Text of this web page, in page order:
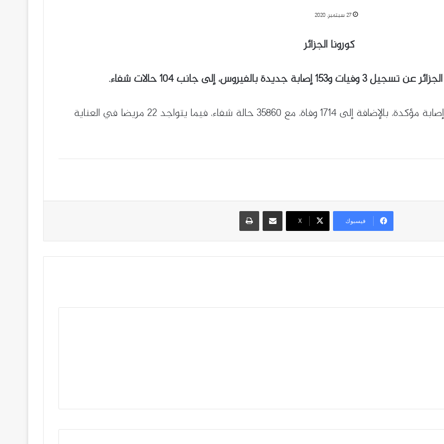
27 سبتمبر، 2020
بالفيروس، إلى جانب 104 حالات شفاء.
وبهذا تصل الحصيلة الإجمالية إلى 51067 إصابة مؤكدة، بالإضافة إلى 1714 وفاة، مع 35860 حالة شفاء، فيما يتواجد 22 مريضا في العناية
فيسبوك X